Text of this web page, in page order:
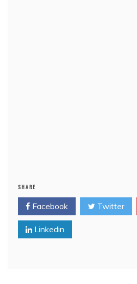
SHARE
Facebook Twitter
Linkedin